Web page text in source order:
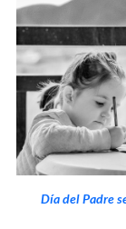
Día del Padre